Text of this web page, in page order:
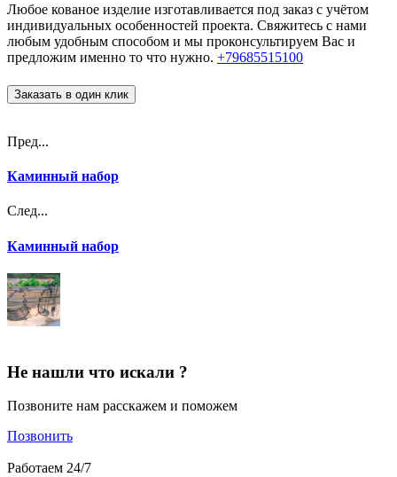
Любое кованое изделие изготавливается под заказ с учётом
индивидуальных особенностей проекта. Свяжитесь с нами
любым удобным способом и мы проконсультируем Вас и
предложим именно то что нужно. +79685515100
Заказать в один клик
Пред...
Каминный набор
След...
Каминный набор
Не нашли что искали ?
Позвоните нам расскажем и поможем
Позвонить
Работаем 24/7